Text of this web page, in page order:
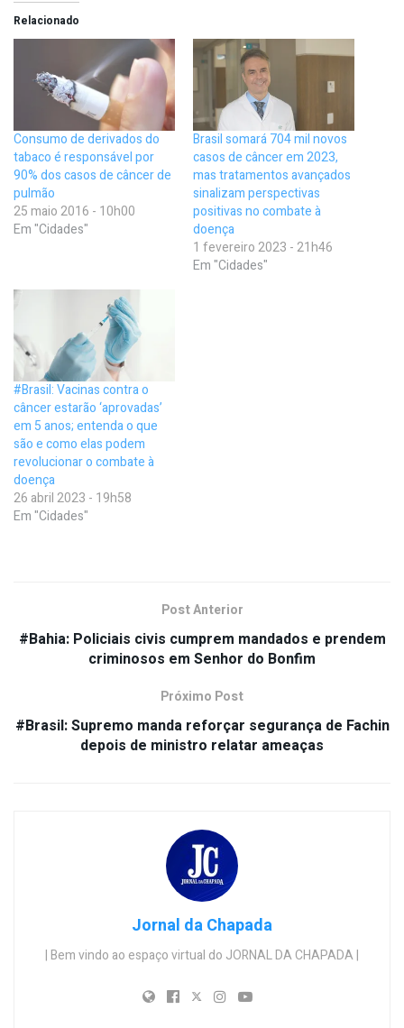
Relacionado
Consumo de derivados do
tabaco é responsável por
90% dos casos de câncer de
pulmão
25 maio 2016 - 10h00
Em "Cidades"
Brasil somará 704 mil novos
casos de câncer em 2023,
mas tratamentos avançados
sinalizam perspectivas
positivas no combate à
doença
1 fevereiro 2023 - 21h46
Em "Cidades"
#Brasil: Vacinas contra o
câncer estarão ‘aprovadas’
em 5 anos; entenda o que
são e como elas podem
revolucionar o combate à
doença
26 abril 2023 - 19h58
Em "Cidades"
Post Anterior
#Bahia: Policiais civis cumprem mandados e prendem
criminosos em Senhor do Bonfim
Próximo Post
#Brasil: Supremo manda reforçar segurança de Fachin
depois de ministro relatar ameaças
Jornal da Chapada
| Bem vindo ao espaço virtual do JORNAL DA CHAPADA |